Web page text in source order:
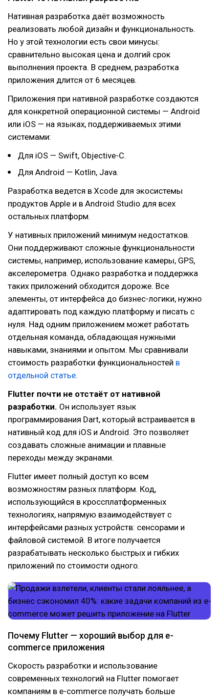
Нативная разработка даёт возможность
реализовать любой дизайн и функциональность.
Но у этой технологии есть свои минусы:
сравнительно высокая цена и долгий срок
выполнения проекта. В среднем, разработка
приложения длится от 6 месяцев.
Приложения при нативной разработке создаются
для конкретной операционной системы — Android
или iOS — на языках, поддерживаемых этими
системами:
Для iOS — Swift, Objective-C.
Для Android — Kotlin, Java.
Разработка ведется в Xcode для экосистемы
продуктов Apple и в Android Studio для всех
остальных платформ.
У нативных приложений минимум недостатков.
Они поддерживают сложные функциональности
системы, например, использование камеры, GPS,
акселерометра. Однако разработка и поддержка
таких приложений обходится дороже. Все
элементы, от интерфейса до бизнес-логики, нужно
адаптировать под каждую платформу и писать с
нуля. Над одним приложением может работать
отдельная команда, обладающая нужными
навыками, знаниями и опытом. Мы сравнивали
стоимость разработки функциональностей в
отдельной статье.
Flutter почти не отстаёт от нативной
разработки. Он использует язык
программирования Dart, который встраивается в
нативный код для iOS и Android. Это позволяет
создавать сложные анимации и плавные
переходы между экранами.
Flutter имеет полный доступ ко всем
возможностям разных платформ. Код,
использующийся в кроссплатформенных
технологиях, напрямую взаимодействует с
интерфейсами разных устройств: сенсорами и
файловой системой. В итоге получается
разрабатывать несколько быстрых и гибких
приложений по стоимости одного.
Почему Flutter — хороший выбор для e-
commerce приложения
Скорость разработки и использование
современных технологий на Flutter помогает
компаниям в e-commerce получать больше